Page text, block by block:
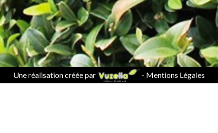
Une réalisation créée par - Mentions Légales